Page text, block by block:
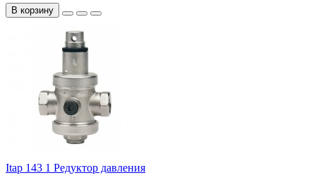
В корзину
Itap 143 1 Редуктор давления